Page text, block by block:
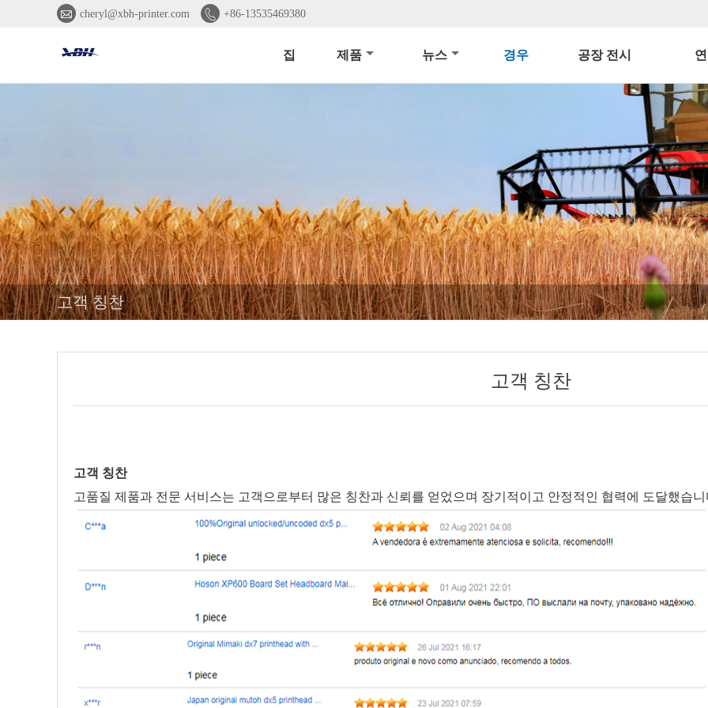
 cheryl@xbh-printer.com  +86-13535469380
집 제품 뉴스 경우 공장 전시
고객 칭찬
고객 칭찬
고객 칭찬
고품질 제품과 전문 서비스는 고객으로부터 많은 칭찬과 신뢰를 얻었으며 장기적이고 안정적인 협력에 도달했습니